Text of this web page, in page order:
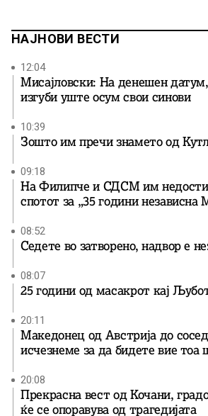
НАЈНОВИ ВЕСТИ
12:04
Мисајловски: На денешен
изгуби уште осум свои синови
10:39
Зошто им пречи знамето од
09:18
На Филипче и СДСМ им
спотот за „35 години независна
08:52
Седете во затворено, надвор е
08:07
25 години од масакрот кај
20:11
Македонец од Австрија до
исчезнеме за да бидете вие ​​тоа
20:08
Прекрасна вест од Кочани,
ќе се опоравува од трагедијата